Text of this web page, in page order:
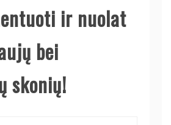
ir nuolat
bei
skonių!